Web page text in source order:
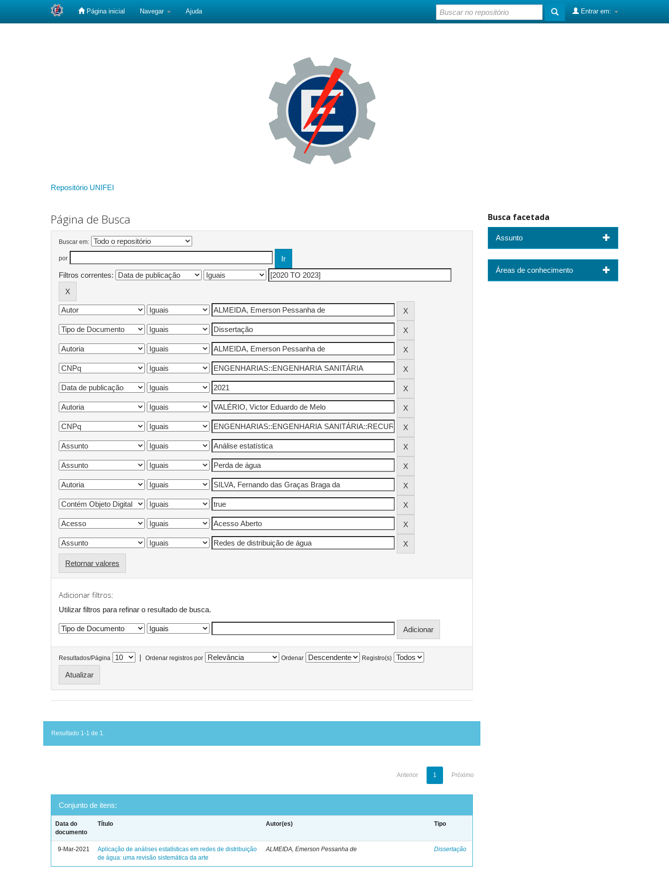
Página inicial Navegar Ajuda Entrar em:
Repositório UNIFEI
Página de Busca
Buscar em:
por
Filtros correntes:
Retornar valores
Adicionar filtros:
Utilizar filtros para refinar o resultado de busca.
Resultados/Página | Ordenar registros por Ordenar Registro(s)
Resultado 1-1 de 1.
Anterior 1 Próximo
Conjunto de itens:
Data do
documento
Título Autor(es) Tipo
9-Mar-2021
Aplicação de análises estatísticas em redes de distribuição
de água: uma revisão sistemática da arte
ALMEIDA, Emerson Pessanha de Dissertação
Busca facetada
Assunto
Áreas de conhecimento